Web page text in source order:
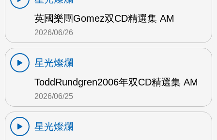
英國樂團Gomez双CD精選集 AM
2026/06/26
星光燦爛
ToddRundgren2006年双CD精選集 AM
2026/06/25
星光燦爛